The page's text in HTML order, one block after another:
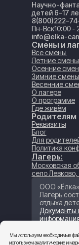
Мы используем необходимые
используем аналитические и
Научно-
детей 6–17
Пн-Вск10:00 -
info@elka-
Смены и
Все смены
Летние смены
Осенние
Зимние смены
Весенние
О лагере
О программе
Где живём
Родителям
Реквизиты
Блог
Для
Политика
Лагерь:
Московская
село
ООО
Лагерь
отдыха
Документы